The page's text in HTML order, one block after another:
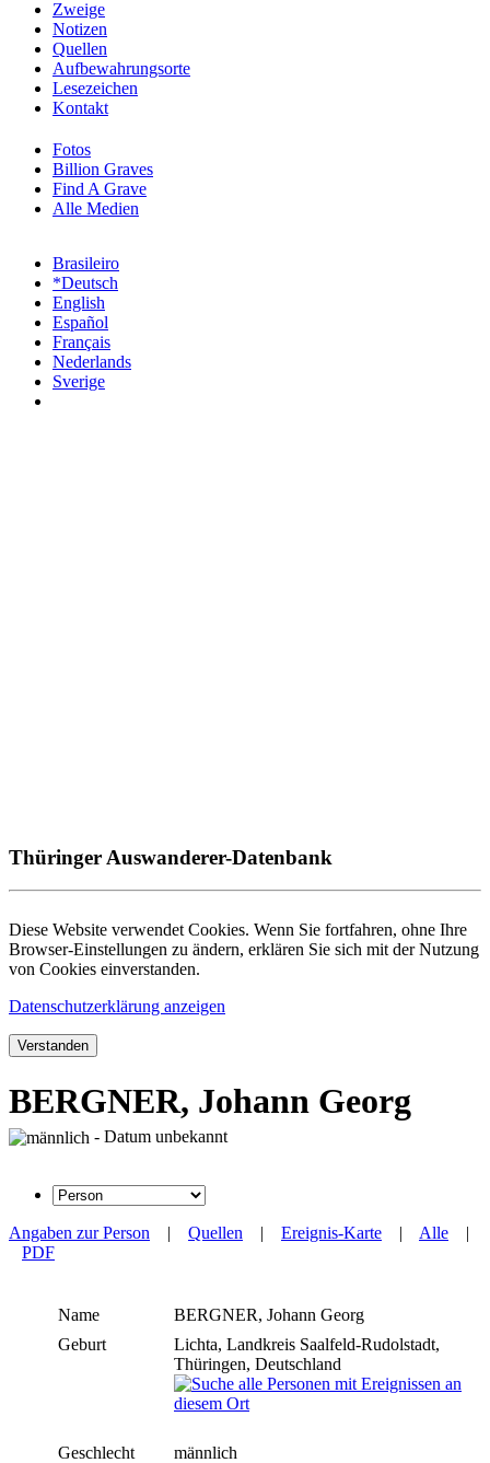
Fotos
Billion Graves
Find A Grave
Alle Medien
Zweige
Notizen
Quellen
Aufbewahrungsorte
Lesezeichen
Kontakt
Brasileiro
*Deutsch
English
Español
Français
Nederlands
Sverige
Thüringer Auswanderer-Datenbank
Diese Website verwendet Cookies. Wenn Sie fortfahren, ohne Ihre
Browser-Einstellungen zu ändern, erklären Sie sich mit der Nutzung
von Cookies einverstanden.
Datenschutzerklärung anzeigen
Verstanden
BERGNER, Johann Georg
- Datum unbekannt
Angaben zur Person | Quellen | Ereignis-Karte | Alle |
PDF
Name BERGNER, Johann Georg
Geburt
Lichta, Landkreis Saalfeld-Rudolstadt,
Thüringen, Deutschland
Geschlecht
männlich